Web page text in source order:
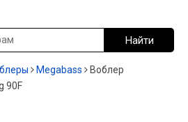
Megabass
Воблер
90F